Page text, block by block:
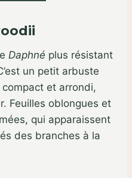
Daphné plus résistant
un petit arbuste
et arrondi,
Feuilles oblongues et
qui apparaissent
des branches à la